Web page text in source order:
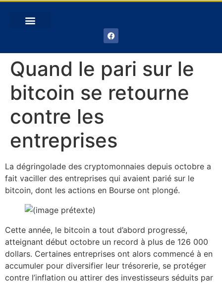
Quand le pari sur le
bitcoin se retourne
contre les
entreprises
La dégringolade des cryptomonnaies depuis octobre a
fait vaciller des entreprises qui avaient parié sur le
bitcoin, dont les actions en Bourse ont plongé.
Cette année, le bitcoin a tout d’abord progressé,
atteignant début octobre un record à plus de 126 000
dollars. Certaines entreprises ont alors commencé à en
accumuler pour diversifier leur trésorerie, se protéger
contre l’inflation ou attirer des investisseurs séduits par